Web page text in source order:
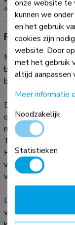
beperkingen voor de
Met de Neomounts
bevestigt u twee
bureauklem of
Door gebruik te
optimaal van de
monitorarm is
Tevens kunt u het
Hierdoor creëert u
verkleint de kans op
weg te werken aan
De FPMA-
voor 2 schermen t/
onze website te
kunnen we
en het gebruik
cookies zijn
website. Door
met het gebruik
altijd aanpassen
Meer informatie
Noodzakelijk
Statistieken